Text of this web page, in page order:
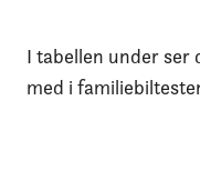
I tabellen under ser
med i